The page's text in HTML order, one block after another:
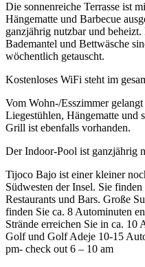
Die sonnenreiche Terrasse ist
Hängematte und Barbecue
ganzjährig nutzbar und
Bademantel und Bettwäsche
wöchentlich getauscht.
Kostenloses WiFi steht im
Vom Wohn-/Esszimmer
Liegestühlen, Hängematte und
Grill ist ebenfalls vorhanden.
Der Indoor-Pool ist ganzjährig
Tijoco Bajo ist einer kleiner
Südwesten der Insel. Sie
Restaurants und Bars. Große
finden Sie ca. 8 Autominuten
Strände erreichen Sie in ca.
Golf und Golf Adeje 10-15
pm- check out 6 – 10 am